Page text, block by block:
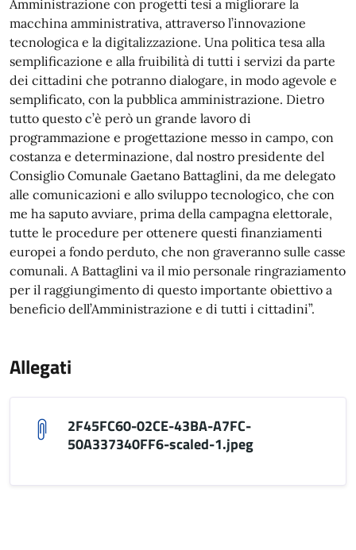
Amministrazione con progetti tesi a migliorare la
macchina amministrativa, attraverso l’innovazione
tecnologica e la digitalizzazione. Una politica tesa alla
semplificazione e alla fruibilità di tutti i servizi da parte
dei cittadini che potranno dialogare, in modo agevole e
semplificato, con la pubblica amministrazione. Dietro
tutto questo c’è però un grande lavoro di
programmazione e progettazione messo in campo, con
costanza e determinazione, dal nostro presidente del
Consiglio Comunale Gaetano Battaglini, da me delegato
alle comunicazioni e allo sviluppo tecnologico, che con
me ha saputo avviare, prima della campagna elettorale,
tutte le procedure per ottenere questi finanziamenti
europei a fondo perduto, che non graveranno sulle casse
comunali. A Battaglini va il mio personale ringraziamento
per il raggiungimento di questo importante obiettivo a
beneficio dell’Amministrazione e di tutti i cittadini”.
Allegati
2F45FC60-02CE-43BA-A7FC-
50A337340FF6-scaled-1.jpeg